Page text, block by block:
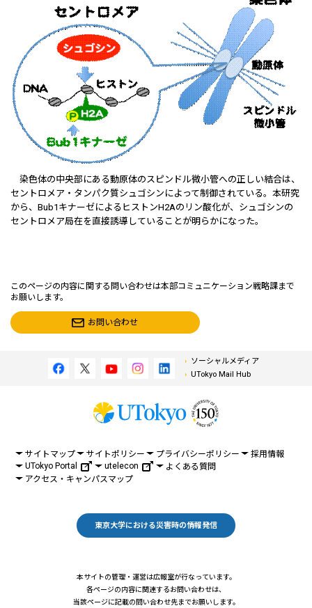
染色体の中央部にある動原体のスピンドル微小管への正しい結合は、
セントロメア・タンパク質シュゴシンによって制御されている。本研究
から、Bub1キナーゼによるヒストンH2Aのリン酸化が、シュゴシンの
セントロメア局在を直接誘導していることが明らかになった。
このページの内容に関する問い合わせは本部コミュニケーション戦略課まで
お願いします。
お問い合わせ
ソーシャルメディア
UTokyo Mail Hub
サイトマップ サイトポリシー プライバシーポリシー
採用情報
UTokyo Portal
utelecon
よくある質問
アクセス・キャンパスマップ
東京大学における災害時の情報発信
本サイトの管理・運営は広報室が行なっています。
各ページの内容に関連するお問い合わせは、
当該ページに記載の問い合わせ先までお願いします。